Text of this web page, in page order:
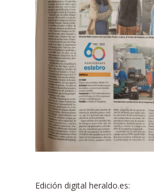
Edición digital heraldo.es: